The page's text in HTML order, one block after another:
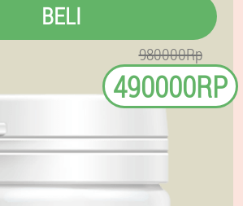
BELI
980000Rp
490000RP